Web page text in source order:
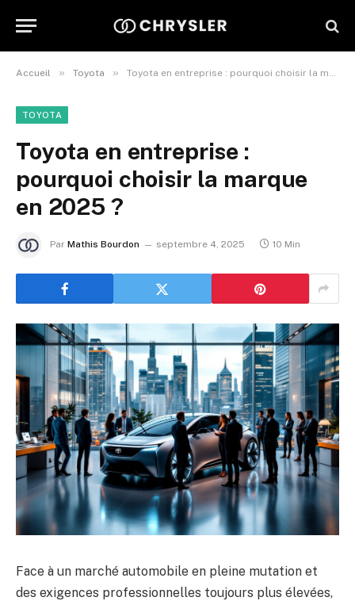
Accueil » Toyota » Toyota en entreprise : pourquoi choisir la marque en 2025 ?
TOYOTA
Toyota en entreprise :
pourquoi choisir la marque
en 2025 ?
Par Mathis Bourdon septembre 4, 2025 10 Min
Face à un marché automobile en pleine mutation et
des exigences professionnelles toujours plus élevées,